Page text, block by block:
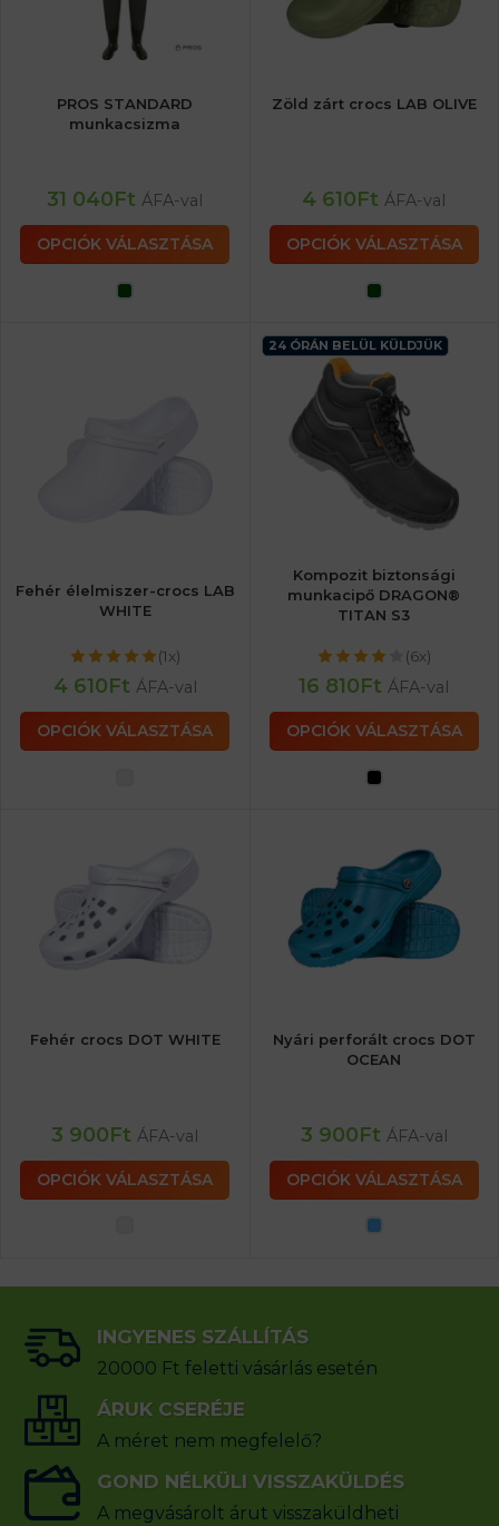
PROS STANDARD
munkacsizma
31 040Ft ÁFA-val
OPCIÓK VÁLASZTÁSA
Zöld zárt crocs LAB OLIVE
4 610Ft ÁFA-val
OPCIÓK VÁLASZTÁSA
Fehér élelmiszer-crocs LAB
WHITE
(1x)
4 610Ft ÁFA-val
OPCIÓK VÁLASZTÁSA
24 ÓRÁN BELÜL KÜLDJÜK
Kompozit biztonsági
munkacipő DRAGON®
TITAN S3
(6x)
16 810Ft ÁFA-val
OPCIÓK VÁLASZTÁSA
Fehér crocs DOT WHITE
3 900Ft ÁFA-val
OPCIÓK VÁLASZTÁSA
Nyári perforált crocs DOT
OCEAN
3 900Ft ÁFA-val
OPCIÓK VÁLASZTÁSA
INGYENES SZÁLLÍTÁS
20000 Ft feletti vásárlás esetén
ÁRUK CSERÉJE
A méret nem megfelelő?
GOND NÉLKÜLI VISSZAKÜLDÉS
A megvásárolt árut visszaküldheti